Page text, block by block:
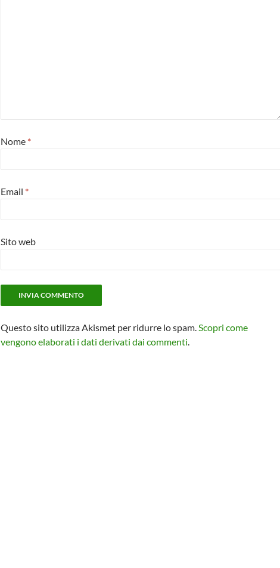
Nome *
Email *
Sito web
Questo sito utilizza Akismet per ridurre lo spam.Scopri come
vengono elaborati i dati derivati dai commenti.